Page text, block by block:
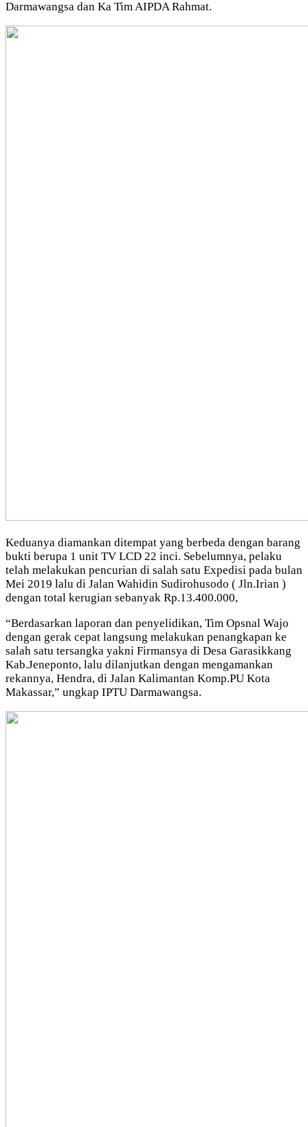
Darmawangsa dan Ka Tim AIPDA Rahmat.
Keduanya diamankan ditempat yang berbeda dengan barang
bukti berupa 1 unit TV LCD 22 inci. Sebelumnya, pelaku
telah melakukan pencurian di salah satu Expedisi pada bulan
Mei 2019 lalu di Jalan Wahidin Sudirohusodo ( Jln.Irian )
dengan total kerugian sebanyak Rp.13.400.000,
“Berdasarkan laporan dan penyelidikan, Tim Opsnal Wajo
dengan gerak cepat langsung melakukan penangkapan ke
salah satu tersangka yakni Firmansya di Desa Garasikkang
Kab.Jeneponto, lalu dilanjutkan dengan mengamankan
rekannya, Hendra, di Jalan Kalimantan Komp.PU Kota
Makassar,” ungkap IPTU Darmawangsa.